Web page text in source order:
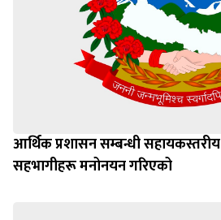
आर्थिक प्रशासन सम्बन्धी
सहभागीहरू मनोनयन गरिएको